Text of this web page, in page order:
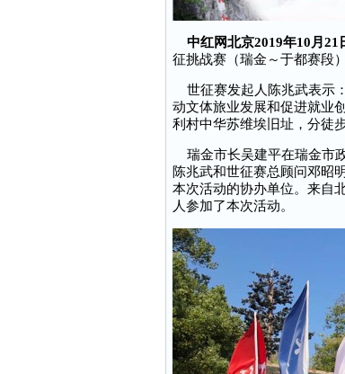
中红网北京2019年10月21
征挑战赛（瑞金～于都赛段
世征赛发起人陈兆武表示
动文体旅业发展和促进就业
利村中华苏维埃旧址，分徒
瑞金市长吴建平在瑞金市
陈兆武和世征赛总顾问邓昭
本次活动的协办单位。来自
人参加了本次活动。